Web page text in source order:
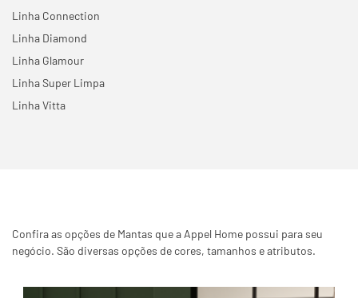
Linha Connection
Linha Diamond
Linha Glamour
Linha Super Limpa
Linha Vitta
Confira as opções de Mantas que a Appel Home possui para seu
negócio. São diversas opções de cores, tamanhos e atributos.